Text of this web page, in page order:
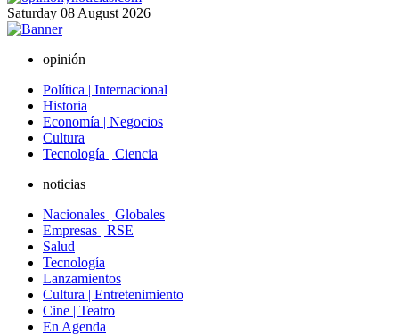
Saturday 08 August 2026
opinión
Política | Internacional
Historia
Economía | Negocios
Cultura
Tecnología | Ciencia
noticias
Nacionales | Globales
Empresas | RSE
Salud
Tecnología
Lanzamientos
Cultura | Entretenimiento
Cine | Teatro
En Agenda